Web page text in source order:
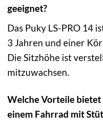
geeignet?
Das Puky LS-PRO 14
3 Jahren und einer
Die Sitzhöhe ist
mitzuwachsen.
Welche Vorteile
einem Fahrrad mit